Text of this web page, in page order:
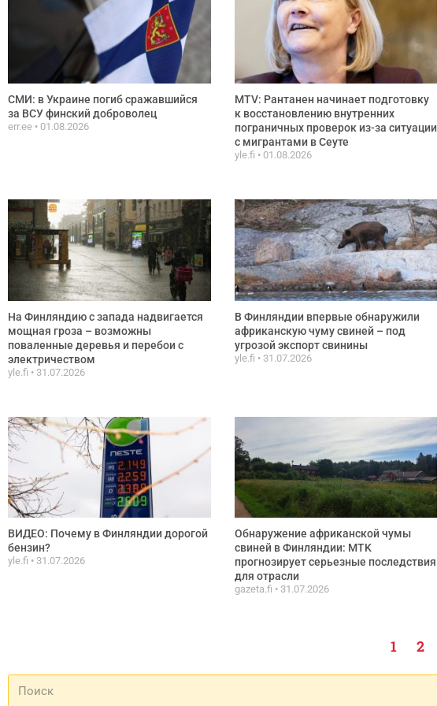
СМИ: в Украине погиб сражавшийся
за ВСУ финский доброволец
err.ee 01.08.2026
MTV: Рантанен начинает подготовку
к восстановлению внутренних
пограничных проверок из-за ситуации
с мигрантами в Сеуте
yle.fi 01.08.2026
На Финляндию с запада надвигается
мощная гроза – возможны
поваленные деревья и перебои с
электричеством
yle.fi 31.07.2026
В Финляндии впервые обнаружили
африканскую чуму свиней – под
угрозой экспорт свинины
yle.fi 31.07.2026
ВИДЕО: Почему в Финляндии дорогой
бензин?
yle.fi 31.07.2026
Обнаружение африканской чумы
свиней в Финляндии: MTK
прогнозирует серьезные последствия
для отрасли
gazeta.fi 31.07.2026
1 2